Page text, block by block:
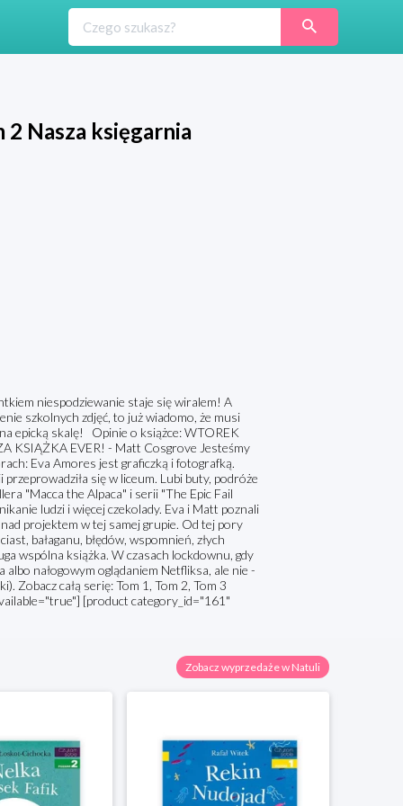
Nasza księgarnia
niespodziewanie staje się wiralem! A
szkolnych zdjęć, to już wiadomo, że musi
epicką skalę! Opinie o książce: WTOREK
KSIĄŻKA EVER! - Matt Cosgrove Jesteśmy
Eva Amores jest graficzką i fotografką.
się w liceum. Lubi buty, podróże
"Macca the Alpaca" i serii "The Epic Fail
ludzi i więcej czekolady. Eva i Matt poznali
projektem w tej samej grupie. Od tej pory
bałaganu, błędów, wspomnień, złych
wspólna książka. W czasach lockdownu, gdy
nałogowym oglądaniem Netfliksa, ale nie -
Zobacz całą serię: Tom 1, Tom 2, Tom 3
[product category_id="161"
Zobacz wyprzedaże w Natuli